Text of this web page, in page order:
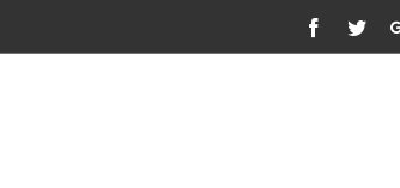
Facebook